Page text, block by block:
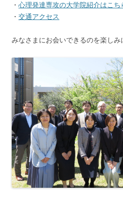
・ 心理発達専攻の大学院紹介はこち
・ 交通アクセス
みなさまにお会いできるのを楽しみ